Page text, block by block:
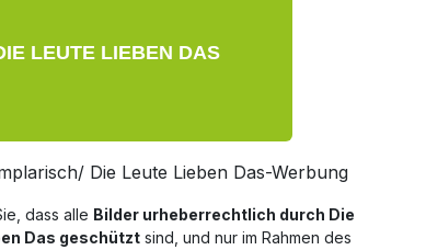
Die Leute Lieben Das-Werbung
dass alle Bilder urheberrechtlich durch Die
Das geschützt sind, und nur im Rahmen des